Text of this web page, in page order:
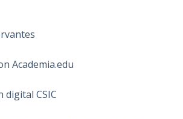
Academia.edu
digital CSIC